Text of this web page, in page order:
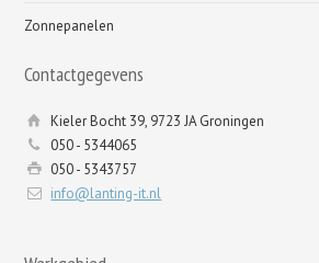
Zonnepanelen
Contactgegevens
Kieler Bocht 39, 9723 JA Groningen
050 - 5344065
050 - 5343757
info@lanting-it.nl